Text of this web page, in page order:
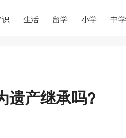
生活 留学 小学 中学
遗产继承吗?